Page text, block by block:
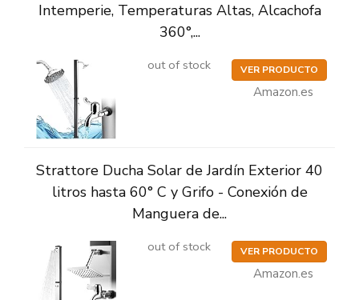
Intemperie, Temperaturas Altas, Alcachofa
360°,...
out of stock VER PRODUCTO
Amazon.es
Strattore Ducha Solar de Jardín Exterior 40
litros hasta 60° C y Grifo - Conexión de
Manguera de...
out of stock VER PRODUCTO
Amazon.es